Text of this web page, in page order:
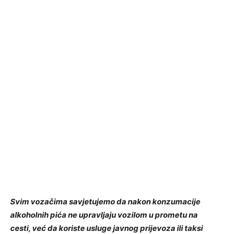
Svim vozačima savjetujemo da nakon konzumacije
alkoholnih pića ne upravljaju vozilom u prometu na
cesti, već da koriste usluge javnog prijevoza ili taksi